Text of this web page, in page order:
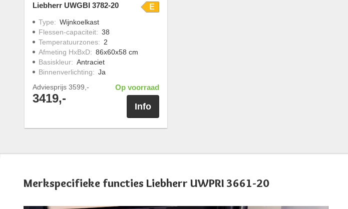
Liebherr UWGBI 3782-20 E
Type: Wijnkoelkast
Flessen-capaciteit: 38
Temperatuurzones: 2
Afmeting HxBxD: 86x60x58 cm
Basiskleur: Antraciet
Binnenverlichting: Ja
Adviesprijs 3599,-
3419,-
Op voorraad
Info
Merkspecifieke functies Liebherr UWPRI 3661-20